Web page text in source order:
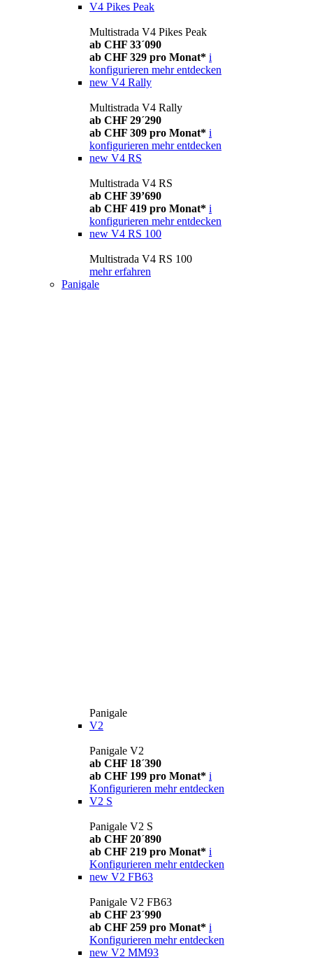
V4 Pikes Peak
Multistrada V4 Pikes Peak
ab CHF 33´090
ab CHF 329 pro Monat* i
konfigurieren mehr entdecken
new V4 Rally
Multistrada V4 Rally
ab CHF 29´290
ab CHF 309 pro Monat* i
konfigurieren mehr entdecken
new V4 RS
Multistrada V4 RS
ab CHF 39’690
ab CHF 419 pro Monat* i
konfigurieren mehr entdecken
new V4 RS 100
Multistrada V4 RS 100
mehr erfahren
Panigale
Panigale
V2
Panigale V2
ab CHF 18´390
ab CHF 199 pro Monat* i
Konfigurieren mehr entdecken
V2 S
Panigale V2 S
ab CHF 20´890
ab CHF 219 pro Monat* i
Konfigurieren mehr entdecken
new V2 FB63
Panigale V2 FB63
ab CHF 23´990
ab CHF 259 pro Monat* i
Konfigurieren mehr entdecken
new V2 MM93